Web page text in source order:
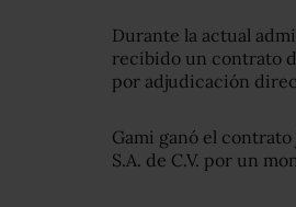
Durante la actual
recibido un contrato
por adjudicación
Gami ganó el
S.A. de C.V. por un